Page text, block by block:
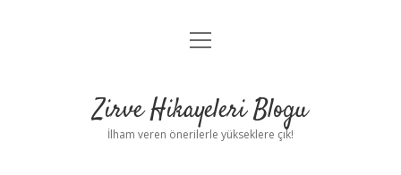
Anasayfa
Yasal Uyarı
menüyü
Zirve Hikayeleri Blogu
İlham veren önerilerle yükseklere çık!